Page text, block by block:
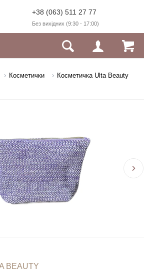
+38 (063) 511 27 77
Без вихідних (9:30 - 17:00)
Косметички Косметичка Ulta Beauty
BEAUTY